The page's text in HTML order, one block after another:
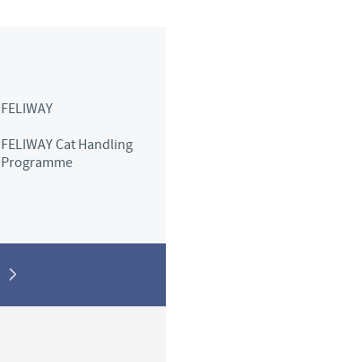
FELIWAY
FELIWAY Cat Handling
Programme